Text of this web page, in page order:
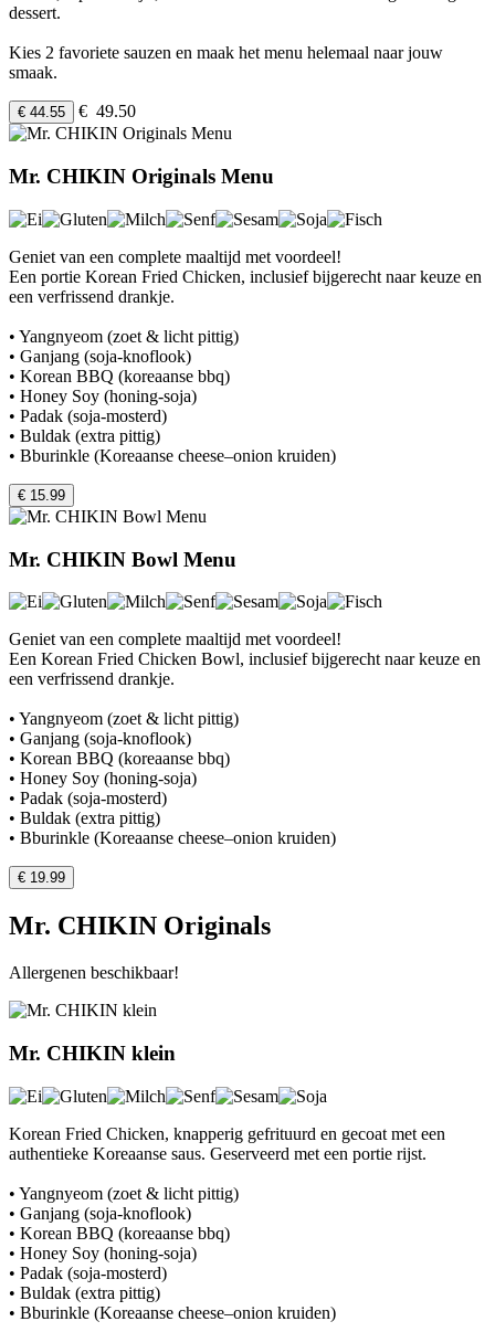
dessert.
Kies 2 favoriete sauzen en maak het menu helemaal naar jouw
smaak.
€ 44.55 € 49.50
Mr. CHIKIN Originals Menu
Geniet van een complete maaltijd met voordeel!
Een portie Korean Fried Chicken, inclusief bijgerecht naar keuze en
een verfrissend drankje.
• Yangnyeom (zoet & licht pittig)
• Ganjang (soja-knoflook)
• Korean BBQ (koreaanse bbq)
• Honey Soy (honing-soja)
• Padak (soja-mosterd)
• Buldak (extra pittig)
• Bburinkle (Koreaanse cheese–onion kruiden)
€ 15.99
Mr. CHIKIN Bowl Menu
Geniet van een complete maaltijd met voordeel!
Een Korean Fried Chicken Bowl, inclusief bijgerecht naar keuze en
een verfrissend drankje.
• Yangnyeom (zoet & licht pittig)
• Ganjang (soja-knoflook)
• Korean BBQ (koreaanse bbq)
• Honey Soy (honing-soja)
• Padak (soja-mosterd)
• Buldak (extra pittig)
• Bburinkle (Koreaanse cheese–onion kruiden)
€ 19.99
Mr. CHIKIN Originals
Allergenen beschikbaar!
Mr. CHIKIN klein
Korean Fried Chicken, knapperig gefrituurd en gecoat met een
authentieke Koreaanse saus. Geserveerd met een portie rijst.
• Yangnyeom (zoet & licht pittig)
• Ganjang (soja-knoflook)
• Korean BBQ (koreaanse bbq)
• Honey Soy (honing-soja)
• Padak (soja-mosterd)
• Buldak (extra pittig)
• Bburinkle (Koreaanse cheese–onion kruiden)